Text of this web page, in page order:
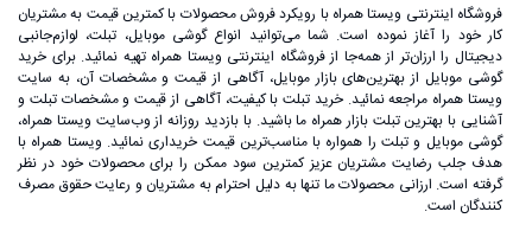
فروشگاه اینترنتی ویستا همراه با رویکرد فروش محصولات با کمترین قیمت به مشتریان
کار خود را آغاز نموده است. شما می‌توانید انواع گوشی موبایل، تبلت، لوازم‌جانبی
دیجیتال را ارزان‌تر از همه‌جا از فروشگاه اینترنتی ویستا همراه تهیه نمائید. برای خرید
گوشی موبایل از بهترین‌های بازار موبایل، آگاهی از قیمت و مشخصات آن، به ‌سایت
ویستا همراه مراجعه نمائید. خرید تبلت با کیفیت، آگاهی از قیمت و مشخصات تبلت و
آشنایی با بهترین تبلت بازار همراه ما باشید. با بازدید روزانه از وب‌سایت ویستا همراه،
گوشی موبایل و تبلت را همواره با مناسب‌ترین قیمت خریداری نمائید. ویستا همراه با
هدف جلب رضایت مشتریان عزیز کمترین سود ممکن را برای محصولات خود در نظر
گرفته است. ارزانی محصولات ما تنها به دلیل احترام به مشتریان و رعایت حقوق مصرف
کنندگان است.